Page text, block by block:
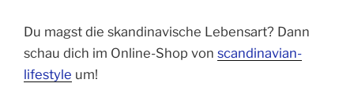
Du magst die skandinavische Lebensart? Dann
schau dich im Online-Shop von scandinavian-
lifestyle um!